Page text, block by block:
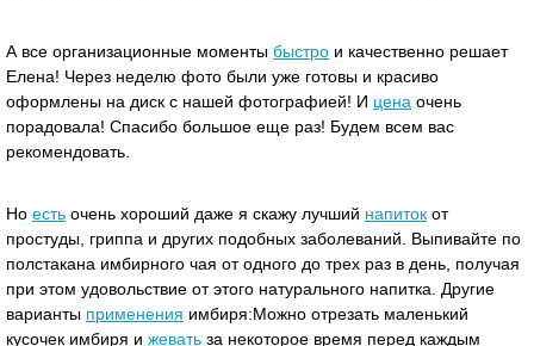
А все организационные моменты быстро и качественно решает
Елена! Через неделю фото были уже готовы и красиво
оформлены на диск с нашей фотографией! И цена очень
порадовала! Спасибо большое еще раз! Будем всем вас
рекомендовать.
Но есть очень хороший даже я скажу лучший напиток от
простуды, гриппа и других подобных заболеваний. Выпивайте по
полстакана имбирного чая от одного до трех раз в день, получая
при этом удовольствие от этого натурального напитка. Другие
варианты применения имбиря:Можно отрезать маленький
кусочек имбиря и жевать за некоторое время перед каждым